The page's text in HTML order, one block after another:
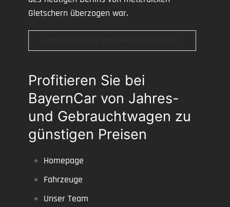
Gletschern überzogen war.
Profitieren Sie bei
BayernCar von Jahres-
und Gebrauchtwagen zu
günstigen Preisen
Homepage
Fahrzeuge
Unser Team